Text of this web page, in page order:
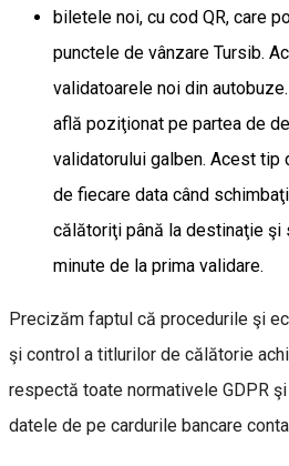
biletele noi, cu cod QR, care
punctele de vânzare Tursib.
validatoarele noi din
află poziţionat pe partea de
validatorului galben. Acest tip
de fiecare data când
călătoriţi până la destinaţie şi
minute de la prima validare.
Precizăm faptul că procedurile şi
şi control a titlurilor de călătorie
respectă toate normativele GDPR
datele de pe cardurile bancare